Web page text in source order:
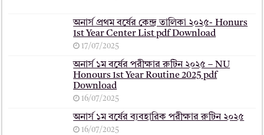
অনার্স প্রথম বর্ষের কেন্দ্র তালিকা ২০২৫- Honurs
1st Year Center List pdf Download
17/07/2025
অনার্স ১ম বর্ষের পরীক্ষার রুটিন ২০২৫ – NU
Honours 1st Year Routine 2025 pdf
Download
16/07/2025
অনার্স ১ম বর্ষের ব্যবহারিক পরীক্ষার ‍রুটিন ২০২৫
16/07/2025